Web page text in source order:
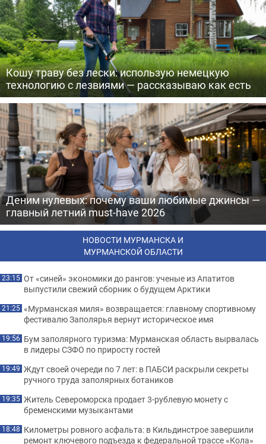
Кошу траву без лески: использую немецкую
технологию с лезвиями — рассказываю как есть
Деним нулевых: почему ваши любимые джинсы —
главный летний must-have 2026
НОВОСТИ МУРМАНСКА И
МУРМАНСКОЙ ОБЛАСТИ
23:15 От «синей» экономики до рангов: ученые из Апатитов
выпустили свежий сборник о будущем Арктики
21:25 «Мурманская миля» возвращается: главному спортивному
фестивалю Заполярья вернут историческое имя
19:56 Бум заполярного туризма: Мурманская область вырвалась
в лидеры СЗФО по приросту гостей
19:49 Ждут своей очереди по 7 лет: в ПАБСИ раскрыли секреты
ручного труда заполярных ботаников
19:35 Житель Североморска продает 3-рублевую монету с
бременскими музыкантами
18:48 Километры ровного асфальта: в Кильдинстрое завершили
ремонт ключевого подъезда к федеральной трассе «Кола»